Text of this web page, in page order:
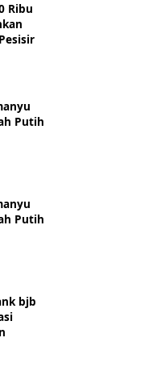
Ribu
Putih
Putih
bjb